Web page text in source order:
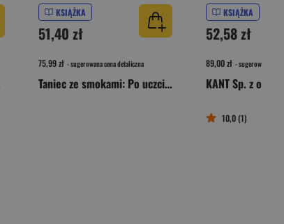
KSIĄŻKA
51,40 zł
75,99 zł - sugerowana cena detaliczna
Taniec ze smokami: Po uczcie [Nowa okładka nieserialowa]
KSIĄŻKA
52,58 zł
89,00 zł - sugerowana
KANT Sp. z o.o.
10,0 (1)